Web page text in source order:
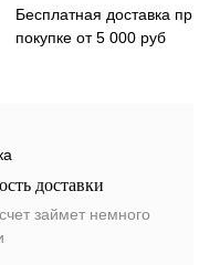
Бесплатная доставка при
покупке от 5 000 руб
доставки
займет немного